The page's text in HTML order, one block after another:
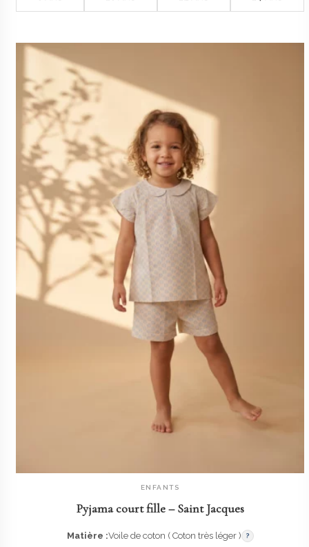
AJOUTER AU PANIER
ENFANTS
Pyjama court fille – Saint Jacques
Matière :Voile de coton ( Coton très léger ) ?